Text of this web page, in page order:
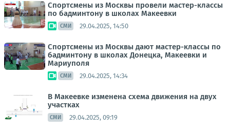
Спортсмены из Москвы провели мастер-классы
по бадминтону в школах Макеевки
СМИ 29.04.2025, 14:50
Спортсмены из Москвы дают мастер-классы по
бадминтону в школах Донецка, Макеевки и
Мариуполя
СМИ 29.04.2025, 14:34
В Макеевке изменена схема движения на двух
участках
СМИ 29.04.2025, 09:19